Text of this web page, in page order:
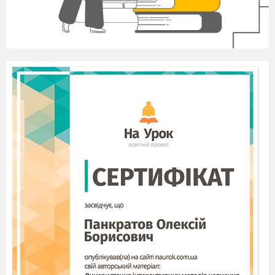
6. Для навчання дитини з РАС використовуйте
альтернативну комунікацію та візуальні підказки. За
7. У жодному разі не потрібно ізолювати дитину від
спілкування.
Навпаки потрібно заохочувати до взаємодії з однолітками. На
сьогодні у багатьох садочках та школах діють інклюзивні
програми, за якими навчаються діти з особливими освітніми
потребами.
Поради дорослим з близького та далекого оточення
дитини
1. Застосовуйте планомірну співпрацю дитини з дорослим
для того, щоб у неї перед очима завжди був еталонний варіант,
з яким вона хоча б зрідка
намагалася порівняти свій виріб та
інші результати своєї діяльності, а також споглядати дії, рухи
дорослого, чути його роздуми. Партнерство з дитиною в
різних спільних з нею справах допомагатиме заспокоїти і дати
їй відчуття захищеності.
2. Дотримуйтеся з переважною більшістю аутичних дітей
постійного їх страхування: будьте готові їх спіймати,
підхопити, підкласти руку на небезпечне місце тощо, будьте
готові запобігти виникненню ситуації, що провокує фізичну